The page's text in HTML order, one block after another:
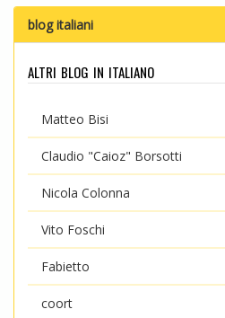
blog italiani
altri blog in italiano
Matteo Bisi
Claudio "Caioz" Borsotti
Nicola Colonna
Vito Foschi
Fabietto
coort